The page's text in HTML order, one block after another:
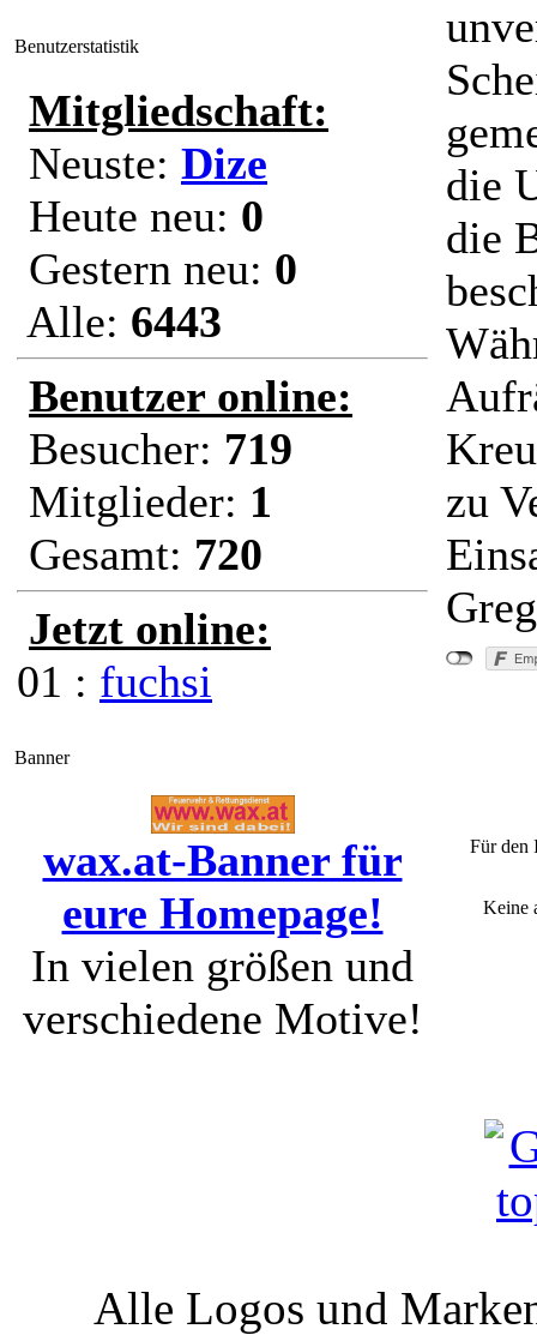
Benutzerstatistik
Mitgliedschaft:
Neuste: Dize
Heute neu: 0
Gestern neu: 0
Alle: 6443
Benutzer online:
Besucher: 719
Mitglieder: 1
Gesamt: 720
Jetzt online:
01 : fuchsi
Banner
wax.at-Banner für
eure Homepage!
In vielen größen und
verschiedene Motive!
die
die
zu
Für den
Keine
Alle Logos und